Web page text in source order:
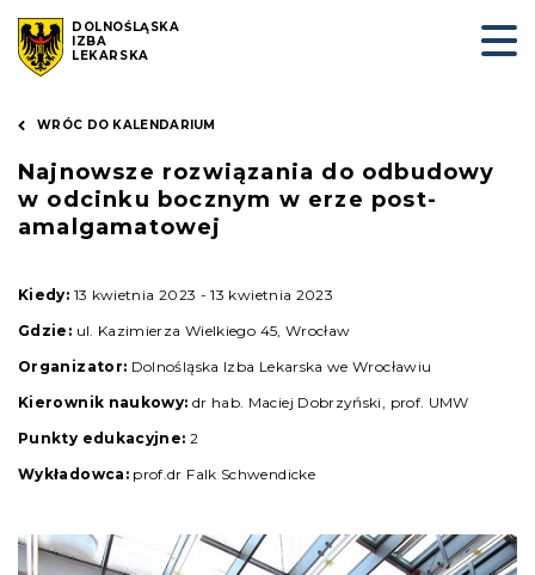
DOLNOŚLĄSKA
IZBA
LEKARSKA
WRÓC DO KALENDARIUM
Najnowsze rozwiązania do odbudowy
w odcinku bocznym w erze post-
amalgamatowej
Kiedy: 13 kwietnia 2023 - 13 kwietnia 2023
Gdzie: ul. Kazimierza Wielkiego 45, Wrocław
Organizator: Dolnośląska Izba Lekarska we Wrocławiu
Kierownik naukowy: dr hab. Maciej Dobrzyński, prof. UMW
Punkty edukacyjne: 2
Wykładowca:prof.dr Falk Schwendicke